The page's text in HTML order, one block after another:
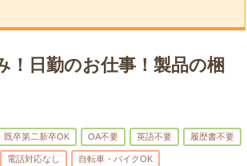
！日勤のお仕事！製品の梱
既卒第二新卒OK OA不要 英語不要 履歴書不要
電話対応なし 自転車・バイクOK